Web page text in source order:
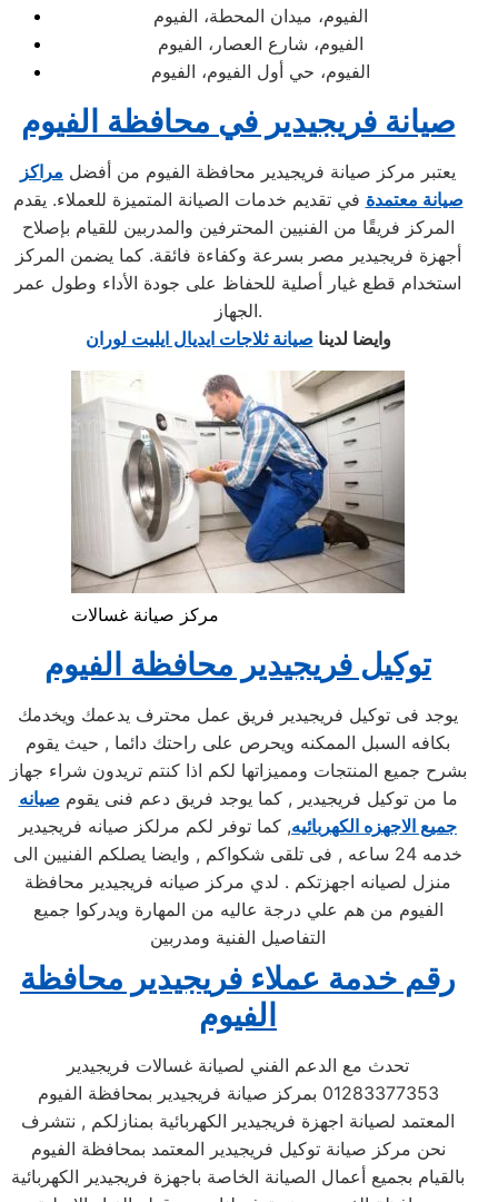
الفيوم، ميدان المحطة، الفيوم
الفيوم، شارع العصار، الفيوم
الفيوم، حي أول الفيوم، الفيوم
صيانة فريجيدير في محافظة الفيوم
يعتبر مركز صيانة فريجيدير محافظة الفيوم من أفضل مراكز
صيانة معتمدة في تقديم خدمات الصيانة المتميزة للعملاء. يقدم
المركز فريقًا من الفنيين المحترفين والمدربين للقيام بإصلاح
أجهزة فريجيدير مصر بسرعة وكفاءة فائقة. كما يضمن المركز
استخدام قطع غيار أصلية للحفاظ على جودة الأداء وطول عمر
الجهاز.
وايضا لدينا صيانة ثلاجات ايديال ايليت لوران
مركز صيانة غسالات
توكيل فريجيدير محافظة الفيوم
يوجد فى توكيل فريجيدير فريق عمل محترف يدعمك ويخدمك
بكافه السبل الممكنه ويحرص على راحتك دائما , حيث يقوم
بشرح جميع المنتجات ومميزاتها لكم اذا كنتم تريدون شراء جهاز
ما من توكيل فريجيدير , كما يوجد فريق دعم فنى يقوم صيانه
جميع الاجهزه الكهربائيه, كما توفر لكم مرلكز صيانه فريجيدير
خدمه 24 ساعه , فى تلقى شكواكم , وايضا يصلكم الفنيين الى
منزل لصيانه اجهزتكم . لدي مركز صيانه فريجيدير محافظة
الفيوم من هم علي درجة عاليه من المهارة ويدركوا جميع
التفاصيل الفنية ومدربين
رقم خدمة عملاء فريجيدير محافظة
الفيوم
تحدث مع الدعم الفني لصيانة غسالات فريجيدير
01283377353 بمركز صيانة فريجيدير بمحافظة الفيوم
المعتمد لصيانة اجهزة فريجيدير الكهربائية بمنازلكم , نتشرف
نحن مركز صيانة توكيل فريجيدير المعتمد بمحافظة الفيوم
بالقيام بجميع أعمال الصيانة الخاصة باجهزة فريجيدير الكهربائية